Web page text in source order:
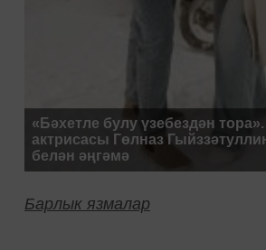
«Бәхетле булу үзебездән
актрисасы Гөлназ
белән әңгәмә
Барлык язмалар